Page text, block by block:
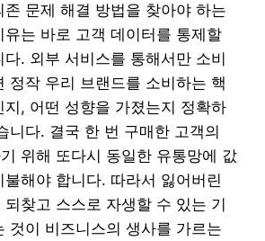
존 문제 해결 방법을 찾아야 하는
유는 바로 고객 데이터를 통제할
. 외부 서비스를 통해서만 소비
정작 우리 브랜드를 소비하는 핵
지, 어떤 성향을 가졌는지 정확하
니다. 결국 한 번 구매한 고객의
위해 또다시 동일한 유통망에 값
해야 합니다. 따라서 잃어버린
찾고 스스로 자생할 수 있는 기
것이 비즈니스의 생사를 가르는